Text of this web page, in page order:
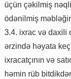
üçün çəkilmiş
ödənilmiş
3.4. ixrac və daxili
ərzində həyata
ixracatçının və
həmin rüb